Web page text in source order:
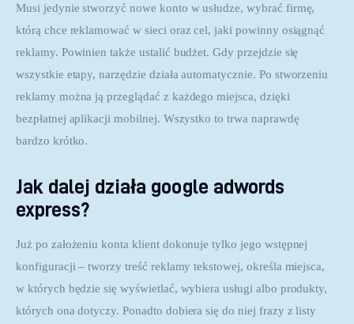
Musi jedynie stworzyć nowe konto w usłudze, wybrać firmę,
którą chce reklamować w sieci oraz cel, jaki powinny osiągnąć
reklamy. Powinien także ustalić budżet. Gdy przejdzie się
wszystkie etapy, narzędzie działa automatycznie. Po stworzeniu
reklamy można ją przeglądać z każdego miejsca, dzięki
bezpłatnej aplikacji mobilnej. Wszystko to trwa naprawdę
bardzo krótko.
Jak dalej działa google adwords
express?
Już po założeniu konta klient dokonuje tylko jego wstępnej
konfiguracji – tworzy treść reklamy tekstowej, określa miejsca,
w których będzie się wyświetlać, wybiera usługi albo produkty,
których ona dotyczy. Ponadto dobiera się do niej frazy z listy